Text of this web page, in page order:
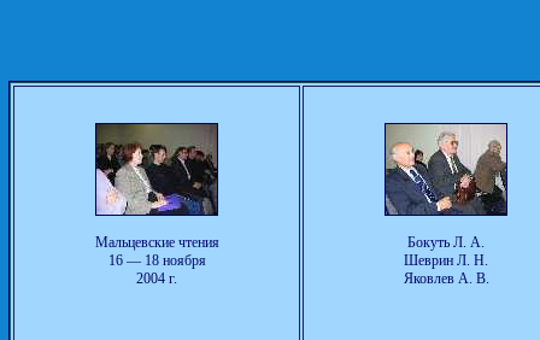
Мальцевские чтения
16 — 18 ноября
2004 г.
Бокуть Л. А.
Шеврин Л. Н.
Яковлев А. В.